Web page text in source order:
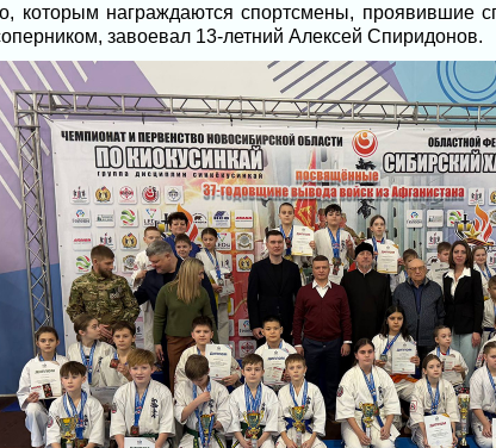
которым награждаются спортсмены, проявившие
завоевал 13-летний Алексей Спиридонов.